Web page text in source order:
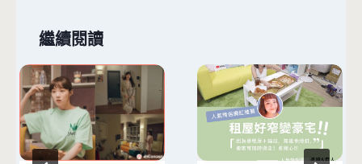
繼續閱讀